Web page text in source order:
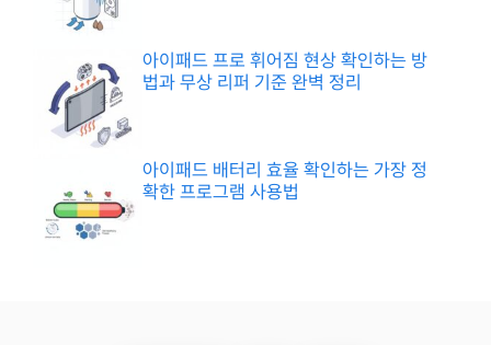
아이패드 프로 휘어짐 현상 확인하는 방
법과 무상 리퍼 기준 완벽 정리
아이패드 배터리 효율 확인하는 가장 정
확한 프로그램 사용법